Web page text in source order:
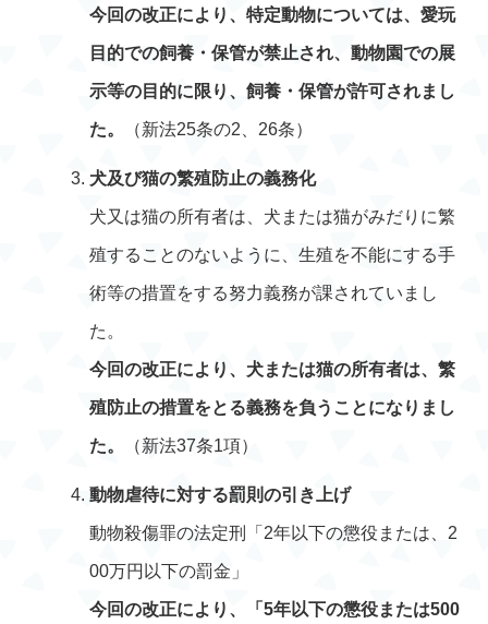
今回の改正により、特定動物については、愛玩
目的での飼養・保管が禁止され、動物園での展
示等の目的に限り、飼養・保管が許可されまし
た。 （新法25条の2、26条）
犬及び猫の繁殖防止の義務化
犬又は猫の所有者は、犬または猫がみだりに繁
殖することのないように、生殖を不能にする手
術等の措置をする努力義務が課されていまし
た。
今回の改正により、犬または猫の所有者は、繁
殖防止の措置をとる義務を負うことになりまし
た。 （新法37条1項）
動物虐待に対する罰則の引き上げ
動物殺傷罪の法定刑「2年以下の懲役または、2
00万円以下の罰金」
今回の改正により、「5年以下の懲役または500